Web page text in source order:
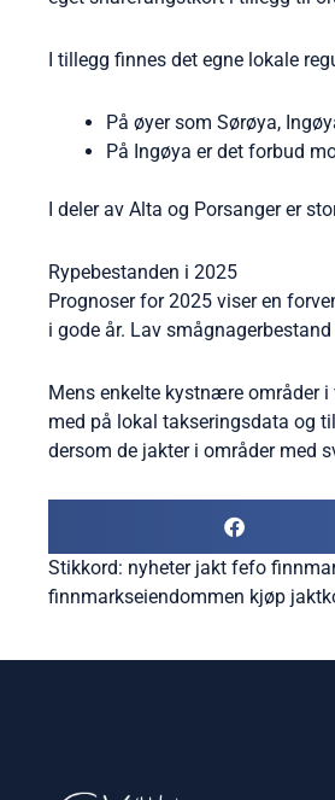
I tillegg finnes det egne lokale
På øyer som Sørøya,
På Ingøya er det forbud
I deler av Alta og Porsanger er
Rypebestanden i 2025
Prognoser for 2025 viser en
i gode år. Lav
Mens enkelte kystnære områder
med på lokal takseringsdata og
dersom de jakter i områder med
Stikkord: nyheter jakt fefo
finnmarkseiendommen kjøp